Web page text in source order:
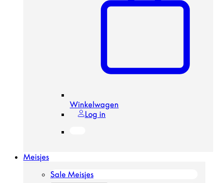
Winkelwagen
Log in
Meisjes
Sale Meisjes